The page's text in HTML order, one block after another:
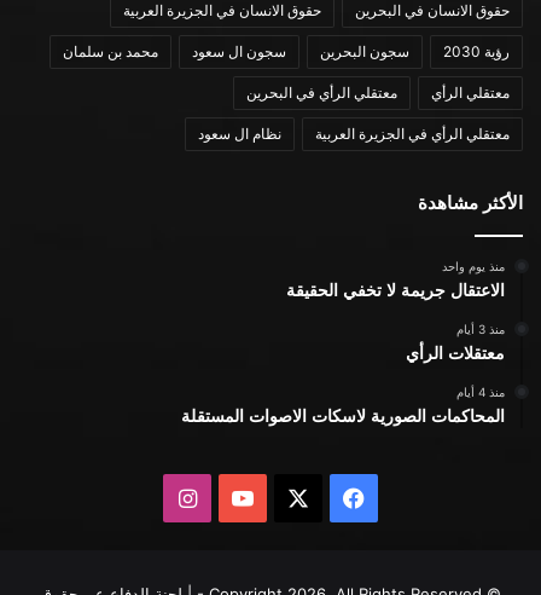
حقوق الانسان في البحرين حقوق الانسان في الجزيرة العربية
رؤية 2030 سجون البحرين سجون ال سعود محمد بن سلمان
معتقلي الرأي معتقلي الرأي في البحرين
معتقلي الرأي في الجزيرة العربية نظام ال سعود
الأكثر مشاهدة
منذ يوم واحد
الاعتقال جريمة لا تخفي الحقيقة
منذ 3 أيام
معتقلات الرأي
منذ 4 أيام
المحاكمات الصورية لاسكات الاصوات المستقلة
فيسبوك يوتيوبانستقرام